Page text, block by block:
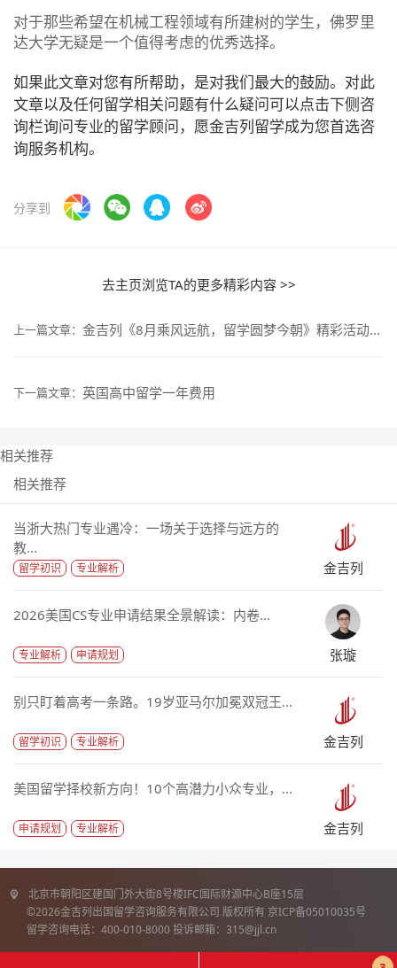
对于那些希望在机械工程领域有所建树的学生，佛罗里
达大学无疑是一个值得考虑的优秀选择。
如果此文章对您有所帮助，是对我们最大的鼓励。对此
文章以及任何留学相关问题有什么疑问可以点击下侧咨
询栏询问专业的留学顾问，愿金吉列留学成为您首选咨
询服务机构。
分享到
去主页浏览TA的更多精彩内容 >>
上一篇文章： 金吉列《8月乘风远航，留学圆梦今朝》精彩活动抢先看
下一篇文章： 英国高中留学一年费用
相关推荐
相关推荐
当浙大热门专业遇冷：一场关于选择与远方的
教...
留学初识 专业解析 金吉列
2026美国CS专业申请结果全景解读：内卷...
专业解析 申请规划 张璇
别只盯着高考一条路。19岁亚马尔加冕双冠王...
留学初识 专业解析 金吉列
美国留学择校新方向！10个高潜力小众专业，...
申请规划 专业解析 金吉列
北京市朝阳区建国门外大街8号楼IFC国际财源中心B座15层
©2026金吉列出国留学咨询服务有限公司 版权所有 京ICP备05010035号
留学咨询电话：400-010-8000 投诉邮箱：315@jjl.cn